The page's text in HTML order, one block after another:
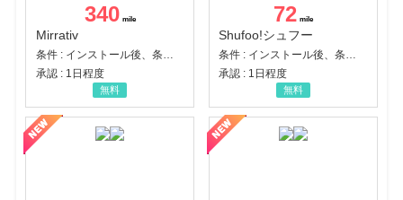
340
Mirrativ
条件 : インストール後、条件達成
承認 : 1日程度
無料
72
Shufoo!シュフー
条件 : インストール後、条件達成
承認 : 1日程度
無料